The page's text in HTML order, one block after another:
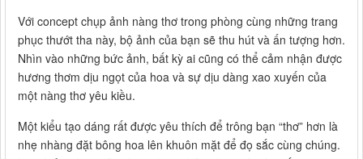
Với concept chụp ảnh nàng thơ trong phòng cùng những trang
phục thướt tha này, bộ ảnh của bạn sẽ thu hút và ấn tượng hơn.
Nhìn vào những bức ảnh, bất kỳ ai cũng có thể cảm nhận được
hương thơm dịu ngọt của hoa và sự dịu dàng xao xuyến của
một nàng thơ yêu kiều.
Một kiểu tạo dáng rất được yêu thích để trông bạn “thơ” hơn là
nhẹ nhàng đặt bông hoa lên khuôn mặt để đọ sắc cùng chúng.